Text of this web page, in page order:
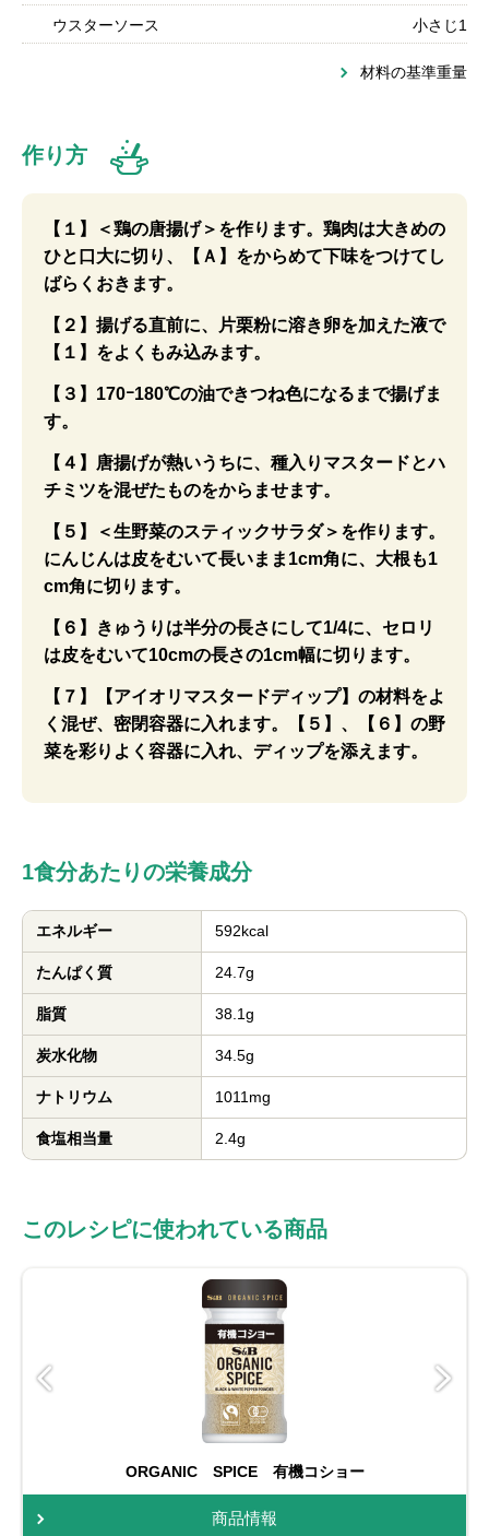
ウスターソース 小さじ1
材料の基準重量
作り方
【１】＜鶏の唐揚げ＞を作ります。鶏肉は大きめの
ひと口大に切り、【Ａ】をからめて下味をつけてし
ばらくおきます。
【２】揚げる直前に、片栗粉に溶き卵を加えた液で
【１】をよくもみ込みます。
【３】170ｰ180℃の油できつね色になるまで揚げま
す。
【４】唐揚げが熱いうちに、種入りマスタードとハ
チミツを混ぜたものをからませます。
【５】＜生野菜のスティックサラダ＞を作ります。
にんじんは皮をむいて長いまま1cm角に、大根も1
cm角に切ります。
【６】きゅうりは半分の長さにして1/4に、セロリ
は皮をむいて10cmの長さの1cm幅に切ります。
【７】【アイオリマスタードディップ】の材料をよ
く混ぜ、密閉容器に入れます。【５】、【６】の野
菜を彩りよく容器に入れ、ディップを添えます。
1食分あたりの栄養成分
エネルギー 592kcal
たんぱく質 24.7g
脂質 38.1g
炭水化物 34.5g
ナトリウム 1011mg
食塩相当量 2.4g
このレシピに使われている商品
ORGANIC SPICE 有機コショー
商品情報